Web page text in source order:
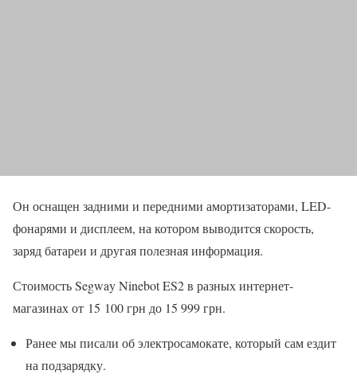
Он оснащен задними и передними амортизаторами, LED-
фонарями и дисплеем, на котором выводится скорость,
заряд батареи и другая полезная информация.
Стоимость Segway Ninebot ES2 в разных интернет-
магазинах от 15 100 грн до 15 999 грн.
Ранее мы писали об электросамокате, который сам ездит
на подзарядку.